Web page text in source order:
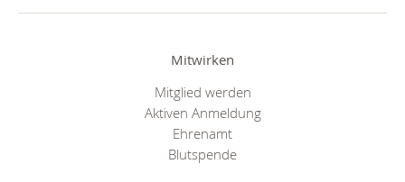
Mitwirken
Mitglied werden
Aktiven Anmeldung
Ehrenamt
Blutspende